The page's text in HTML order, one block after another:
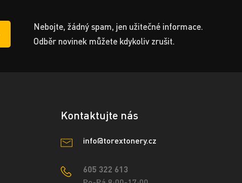
Nebojte, žádný spam, jen užitečné informace.
Odběr novinek můžete kdykoliv zrušit.
Kontaktujte nás
info@torextonery.cz
605 322 613